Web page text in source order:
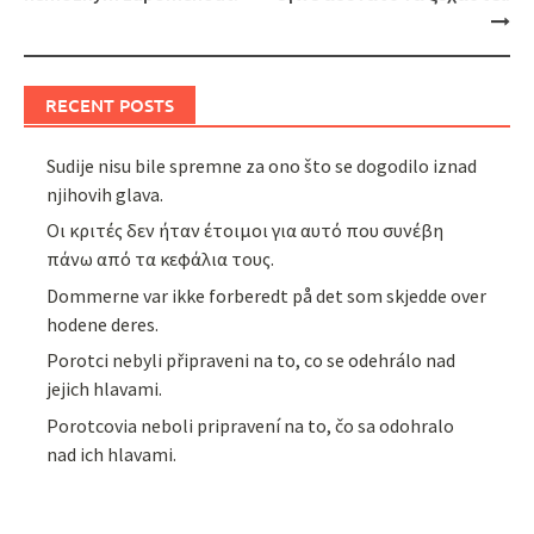
RECENT POSTS
Sudije nisu bile spremne za ono što se dogodilo iznad
njihovih glava.
Οι κριτές δεν ήταν έτοιμοι για αυτό που συνέβη
πάνω από τα κεφάλια τους.
Dommerne var ikke forberedt på det som skjedde over
hodene deres.
Porotci nebyli připraveni na to, co se odehrálo nad
jejich hlavami.
Porotcovia neboli pripravení na to, čo sa odohralo
nad ich hlavami.